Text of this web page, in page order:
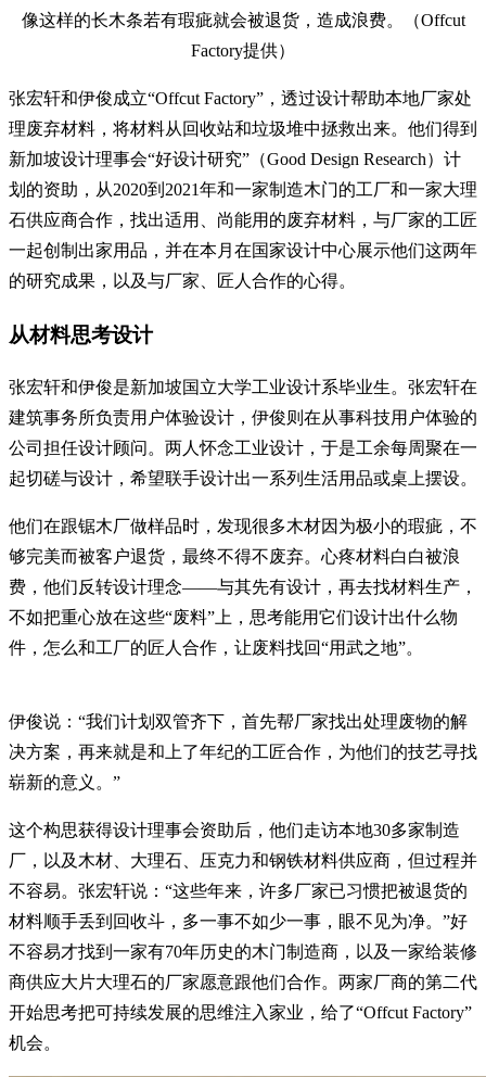
像这样的长木条若有瑕疵就会被退货，造成浪费。（Offcut
Factory提供）
张宏轩和伊俊成立“Offcut Factory”，透过设计帮助本地厂家处
理废弃材料，将材料从回收站和垃圾堆中拯救出来。他们得到
新加坡设计理事会“好设计研究”（Good Design Research）计
划的资助，从2020到2021年和一家制造木门的工厂和一家大理
石供应商合作，找出适用、尚能用的废弃材料，与厂家的工匠
一起创制出家用品，并在本月在国家设计中心展示他们这两年
的研究成果，以及与厂家、匠人合作的心得。
从材料思考设计
张宏轩和伊俊是新加坡国立大学工业设计系毕业生。张宏轩在
建筑事务所负责用户体验设计，伊俊则在从事科技用户体验的
公司担任设计顾问。两人怀念工业设计，于是工余每周聚在一
起切磋与设计，希望联手设计出一系列生活用品或桌上摆设。
他们在跟锯木厂做样品时，发现很多木材因为极小的瑕疵，不
够完美而被客户退货，最终不得不废弃。心疼材料白白被浪
费，他们反转设计理念——与其先有设计，再去找材料生产，
不如把重心放在这些“废料”上，思考能用它们设计出什么物
件，怎么和工厂的匠人合作，让废料找回“用武之地”。
伊俊说：“我们计划双管齐下，首先帮厂家找出处理废物的解
决方案，再来就是和上了年纪的工匠合作，为他们的技艺寻找
崭新的意义。”
这个构思获得设计理事会资助后，他们走访本地30多家制造
厂，以及木材、大理石、压克力和钢铁材料供应商，但过程并
不容易。张宏轩说：“这些年来，许多厂家已习惯把被退货的
材料顺手丢到回收斗，多一事不如少一事，眼不见为净。”好
不容易才找到一家有70年历史的木门制造商，以及一家给装修
商供应大片大理石的厂家愿意跟他们合作。两家厂商的第二代
开始思考把可持续发展的思维注入家业，给了“Offcut Factory”
机会。